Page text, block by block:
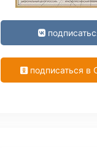
подписаться в